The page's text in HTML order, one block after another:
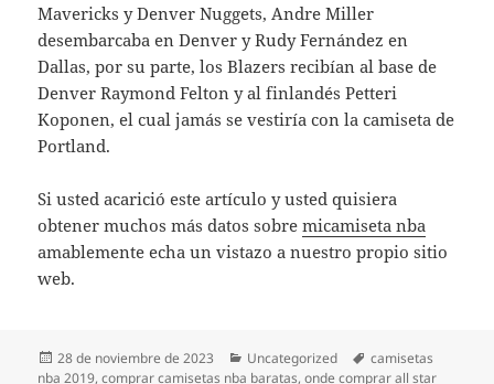
Mavericks y Denver Nuggets, Andre Miller
desembarcaba en Denver y Rudy Fernández en
Dallas, por su parte, los Blazers recibían al base de
Denver Raymond Felton y al finlandés Petteri
Koponen, el cual jamás se vestiría con la camiseta de
Portland.
Si usted acarició este artículo y usted quisiera
obtener muchos más datos sobremicamiseta nba
amablemente echa un vistazo a nuestro propio sitio
web.
Publicado
el
28 de noviembre de 2023 Categorías
Uncategorized Etiquetas
camisetas
nba 2019,comprar camisetas nba baratas,onde comprar all star